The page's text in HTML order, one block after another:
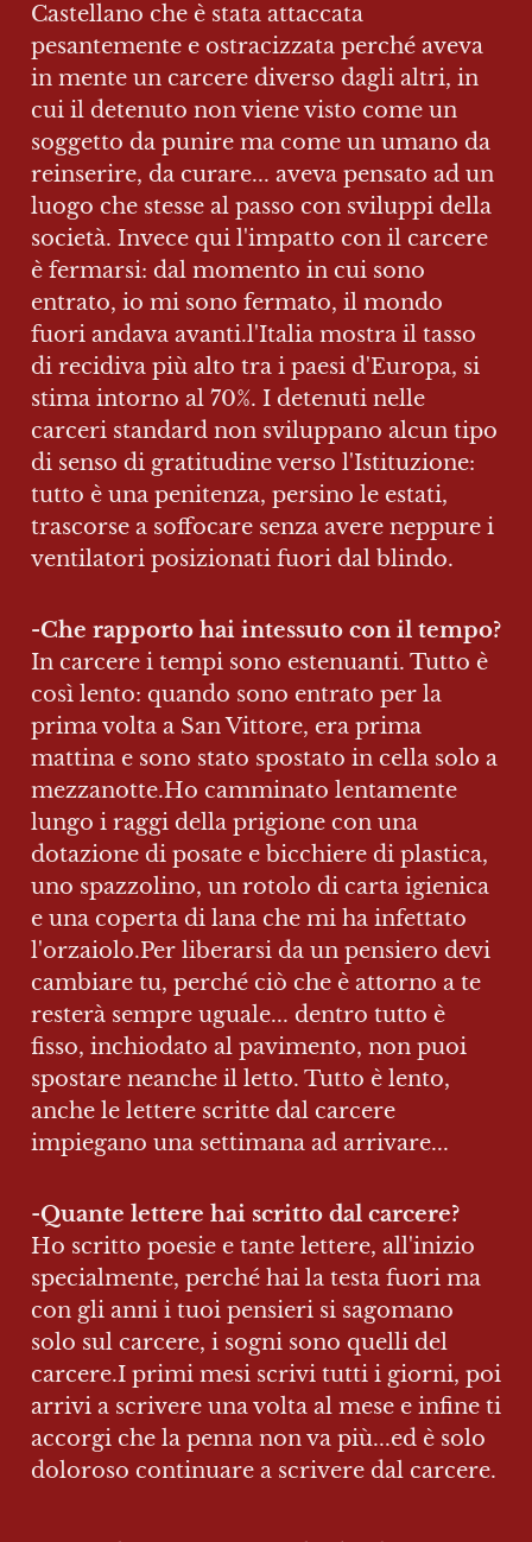
Castellano che è stata attaccata
pesantemente e ostracizzata perché aveva
in mente un carcere diverso dagli altri, in
cui il detenuto non viene visto come un
soggetto da punire ma come un umano da
reinserire, da curare... aveva pensato ad un
luogo che stesse al passo con sviluppi della
società. Invece qui l'impatto con il carcere
è fermarsi: dal momento in cui sono
entrato, io mi sono fermato, il mondo
fuori andava avanti.l'Italia mostra il tasso
di recidiva più alto tra i paesi d'Europa, si
stima intorno al 70%. I detenuti nelle
carceri standard non sviluppano alcun tipo
di senso di gratitudine verso l'Istituzione:
tutto è una penitenza, persino le estati,
trascorse a soffocare senza avere neppure i
ventilatori posizionati fuori dal blindo.
In carcere i tempi sono estenuanti. Tutto è
così lento: quando sono entrato per la
prima volta a San Vittore, era prima
mattina e sono stato spostato in cella solo a
mezzanotte.Ho camminato lentamente
lungo i raggi della prigione con una
dotazione di posate e bicchiere di plastica,
uno spazzolino, un rotolo di carta igienica
e una coperta di lana che mi ha infettato
l'orzaiolo.Per liberarsi da un pensiero devi
cambiare tu, perché ciò che è attorno a te
resterà sempre uguale... dentro tutto è
fisso, inchiodato al pavimento, non puoi
spostare neanche il letto. Tutto è lento,
anche le lettere scritte dal carcere
impiegano una settimana ad arrivare...
-Quante lettere hai scritto dal carcere?
Ho scritto poesie e tante lettere, all'inizio
specialmente, perché hai la testa fuori ma
con gli anni i tuoi pensieri si sagomano
solo sul carcere, i sogni sono quelli del
carcere.I primi mesi scrivi tutti i giorni, poi
arrivi a scrivere una volta al mese e infine ti
accorgi che la penna non va più...ed è solo
doloroso continuare a scrivere dal carcere.